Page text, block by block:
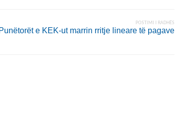
POSTIMI I RADHËS
Punëtorët e KEK-ut marrin rritje lineare të pagave